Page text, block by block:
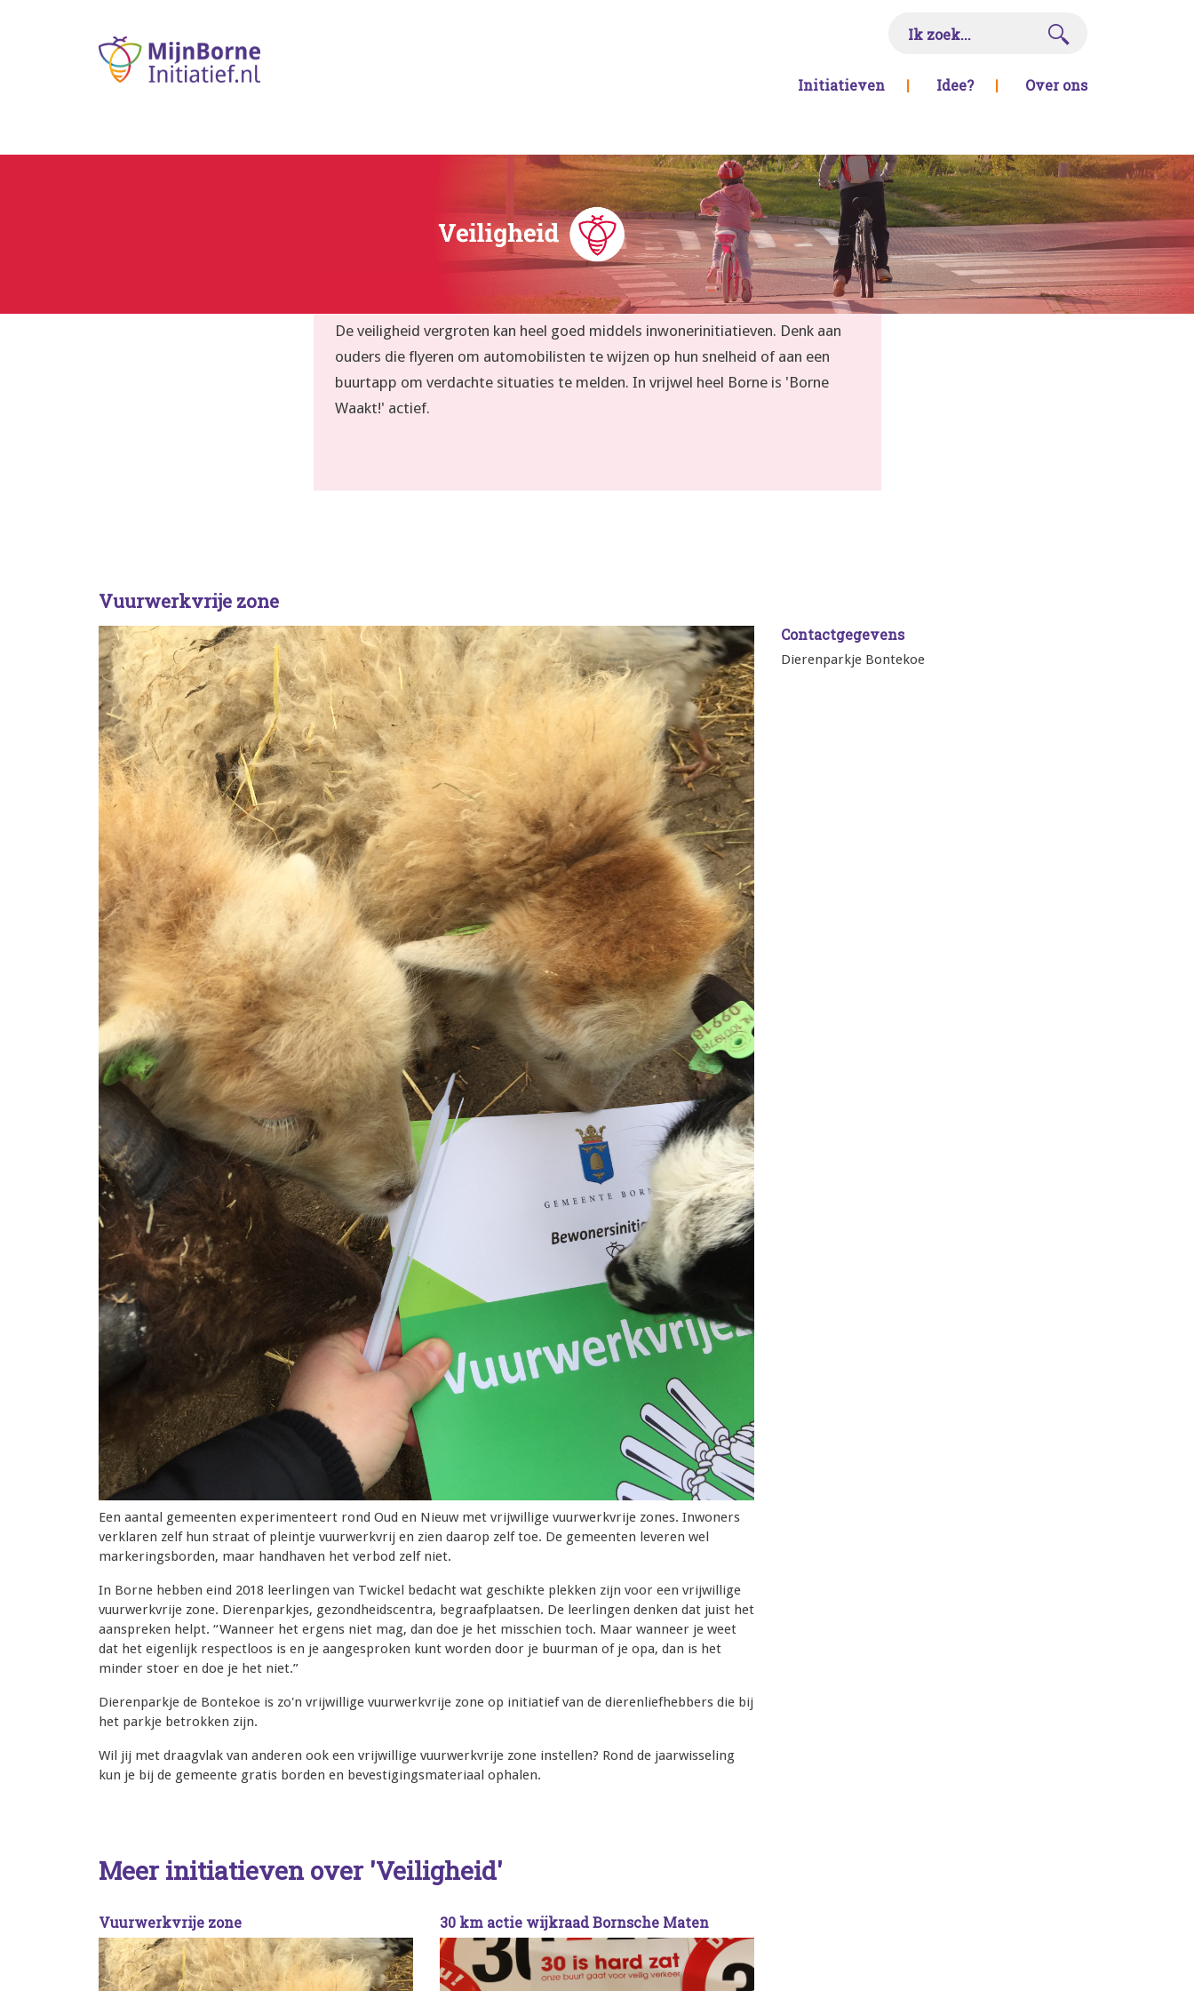
Initiatieven | Idee? | Over ons
De veiligheid vergroten kan heel goed middels inwonerinitiatieven. Denk aan
ouders die flyeren om automobilisten te wijzen op hun snelheid of aan een
buurtapp om verdachte situaties te melden. In vrijwel heel Borne is 'Borne
Waakt!' actief.
Vuurwerkvrije zone
Een aantal gemeenten experimenteert rond Oud en Nieuw met vrijwillige vuurwerkvrije zones. Inwoners
verklaren zelf hun straat of pleintje vuurwerkvrij en zien daarop zelf toe. De gemeenten leveren wel
markeringsborden, maar handhaven het verbod zelf niet.
In Borne hebben eind 2018 leerlingen van Twickel bedacht wat geschikte plekken zijn voor een vrijwillige
vuurwerkvrije zone. Dierenparkjes, gezondheidscentra, begraafplaatsen. De leerlingen denken dat juist het
aanspreken helpt. “Wanneer het ergens niet mag, dan doe je het misschien toch. Maar wanneer je weet
dat het eigenlijk respectloos is en je aangesproken kunt worden door je buurman of je opa, dan is het
minder stoer en doe je het niet.”
Dierenparkje de Bontekoe is zo'n vrijwillige vuurwerkvrije zone op initiatief van de dierenliefhebbers die bij
het parkje betrokken zijn.
Wil jij met draagvlak van anderen ook een vrijwillige vuurwerkvrije zone instellen? Rond de jaarwisseling
kun je bij de gemeente gratis borden en bevestigingsmateriaal ophalen.
Contactgegevens
Dierenparkje Bontekoe
Meer initiatieven over 'Veiligheid'
Vuurwerkvrije zone 30 km actie wijkraad Bornsche Maten